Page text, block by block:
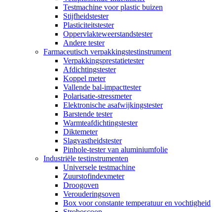
Testmachine voor plastic buizen
Stijfheidstester
Plasticiteitstester
Oppervlakteweerstandstester
Andere tester
Farmaceutisch verpakkingstestinstrument
Verpakkingsprestatietester
Afdichtingstester
Koppel meter
Vallende bal-impacttester
Polarisatie-stressmeter
Elektronische asafwijkingstester
Barstende tester
Warmteafdichtingstester
Diktemeter
Slagvastheidstester
Pinhole-tester van aluminiumfolie
Industriële testinstrumenten
Universele testmachine
Zuurstofindexmeter
Droogoven
Verouderingsoven
Box voor constante temperatuur en vochtigheid